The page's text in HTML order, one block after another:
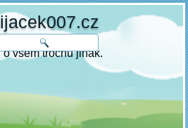
o všem trochu jinak.